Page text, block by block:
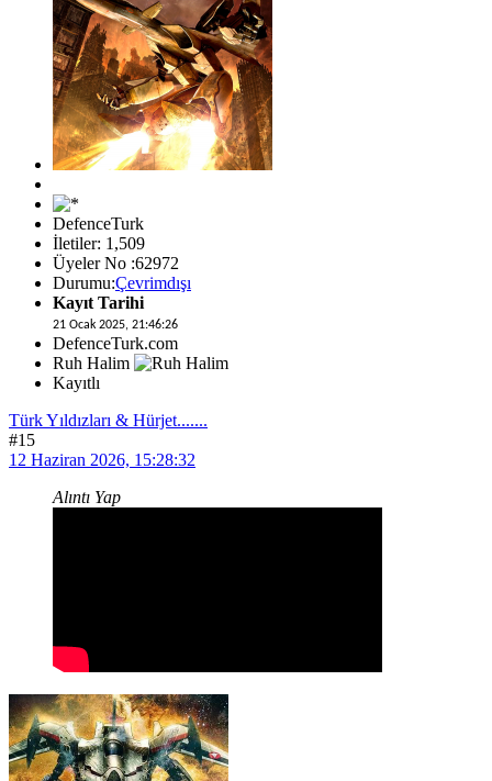
DefenceTurk
İletiler: 1,509
Üyeler No :62972
Durumu:Çevrimdışı
Kayıt Tarihi
21 Ocak 2025, 21:46:26
DefenceTurk.com
Ruh Halim
Kayıtlı
Türk Yıldızları & Hürjet.......
#15
12 Haziran 2026, 15:28:32
Alıntı Yap